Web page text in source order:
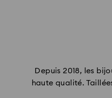
Depuis 2018, les
haute qualité.